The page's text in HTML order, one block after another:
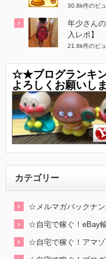
30.8k件のビ
年少さん
入レポ】
21.6k件のビ
☆★ブログランキン
よろしくお願い
カテゴリー
☆メルマガバックナ
☆自宅で稼ぐ！eBay
☆自宅で稼ぐ！アマゾ